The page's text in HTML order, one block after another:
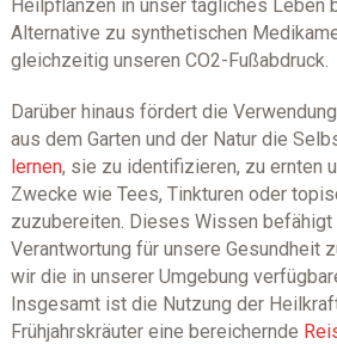
Heilpflanzen in unser tägliches Leben
Alternative zu synthetischen
gleichzeitig unseren CO2-Fußabdruck.
Darüber hinaus fördert die
aus dem Garten und der Natur die
lernen, sie zu identifizieren, zu ernten
Zwecke wie Tees, Tinkturen oder
zuzubereiten. Dieses Wissen befähigt
Verantwortung für unsere Gesundheit
wir die in unserer Umgebung
Insgesamt ist die Nutzung der
Frühjahrskräuter eine bereichernde